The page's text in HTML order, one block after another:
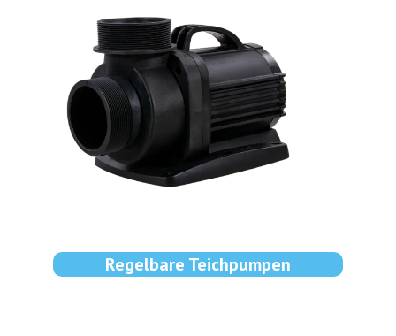
Regelbare Teichpumpen